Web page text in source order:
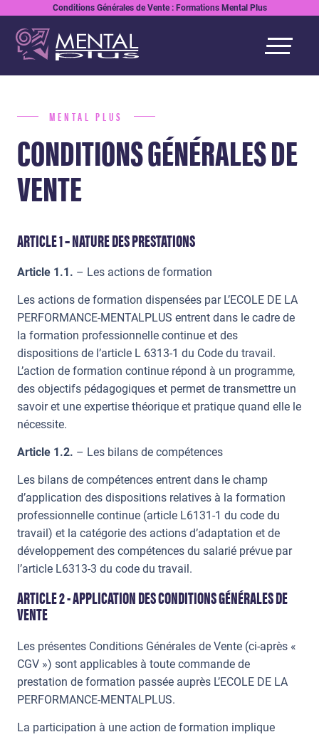
Conditions Générales de Vente : Formations Mental Plus
MENTAL PLUS
CONDITIONS GÉNÉRALES DE
VENTE
ARTICLE 1 – NATURE DES PRESTATIONS
Article 1.1. – Les actions de formation
Les actions de formation dispensées par L’ECOLE DE LA
PERFORMANCE-MENTALPLUS entrent dans le cadre de
la formation professionnelle continue et des
dispositions de l’article L 6313-1 du Code du travail.
L’action de formation continue répond à un programme,
des objectifs pédagogiques et permet de transmettre un
savoir et une expertise théorique et pratique quand elle le
nécessite.
Article 1.2. – Les bilans de compétences
Les bilans de compétences entrent dans le champ
d’application des dispositions relatives à la formation
professionnelle continue (article L6131-1 du code du
travail) et la catégorie des actions d’adaptation et de
développement des compétences du salarié prévue par
l’article L6313-3 du code du travail.
ARTICLE 2 - APPLICATION DES CONDITIONS GÉNÉRALES DE
VENTE
Les présentes Conditions Générales de Vente (ci-après «
CGV ») sont applicables à toute commande de
prestation de formation passée auprès L’ECOLE DE LA
PERFORMANCE-MENTALPLUS.
La participation à une action de formation implique